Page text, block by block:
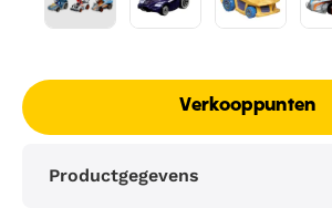
Verkooppunten
Productgegevens